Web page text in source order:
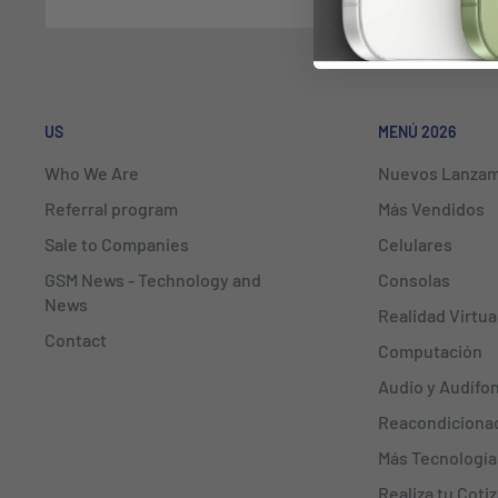
US
Who We Are
Referral program
Sale to Companies
GSM News - Technology and
News
Contact
MENÚ 2026
Nuevos
Más Vendidos
Celulares
Consolas
Realidad
Computación
Audio y
Más Tecnología
Realiza tu